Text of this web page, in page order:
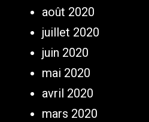
août 2020
juillet 2020
juin 2020
mai 2020
avril 2020
mars 2020